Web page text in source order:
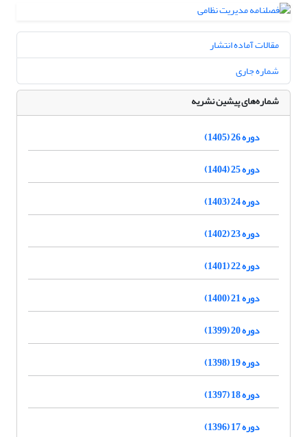
مقالات آماده انتشار
شماره جاری
شماره‌های پیشین نشریه
دوره 26 (1405)
دوره 25 (1404)
دوره 24 (1403)
دوره 23 (1402)
دوره 22 (1401)
دوره 21 (1400)
دوره 20 (1399)
دوره 19 (1398)
دوره 18 (1397)
دوره 17 (1396)